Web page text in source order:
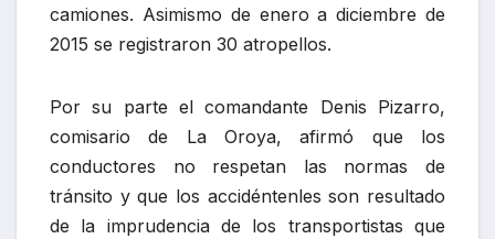
camiones. Asimismo de enero a diciembre de
2015 se registraron 30 atropellos.
Por su parte el comandante Denis Pizarro,
comisario de La Oroya, afirmó que los
conductores no respetan las normas de
tránsito y que los accidéntenles son resultado
de la imprudencia de los transportistas que